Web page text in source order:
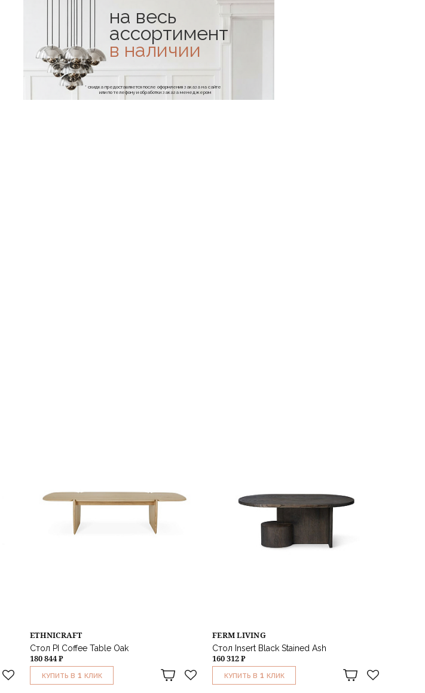
ETHNICRAFT
Стол PI Coffee Table Oak
180 844 ₽
КУПИТЬ В 1 КЛИК
FERM LIVING
Стол Insert Black Stained Ash
160 312 ₽
КУПИТЬ В 1 КЛИК
на весь
ассортимент
в наличии
* скидка предоставляется после оформления заказа на сайте
или по телефону и обработки заказа менеджером